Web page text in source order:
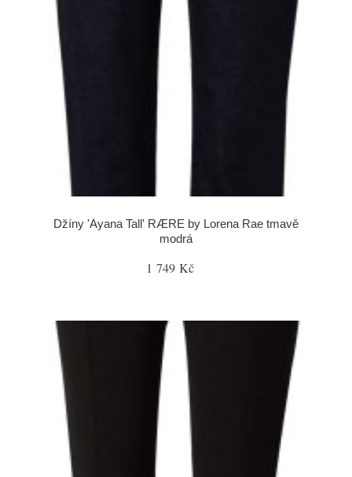
Džíny 'Ayana Tall' RÆRE by Lorena Rae tmavě
modrá
1 749 Kč